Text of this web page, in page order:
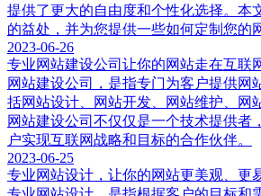
提供了更大的自由度和个性化选择。本
的益处，并为您提供一些如何定制您的
2023-06-26
专业网站建设公司让你的网站走在互联
网站建设公司，是指专门为客户提供网
括网站设计、网站开发、网站维护、网
网站建设公司不仅仅是一个技术提供者
户实现互联网战略和目标的合作伙伴。
2023-06-25
专业网站设计，让你的网站更美观、更